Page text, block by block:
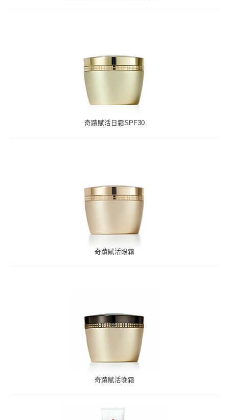
奇蹟賦活日霜SPF30
奇蹟賦活眼霜
奇蹟賦活晚霜